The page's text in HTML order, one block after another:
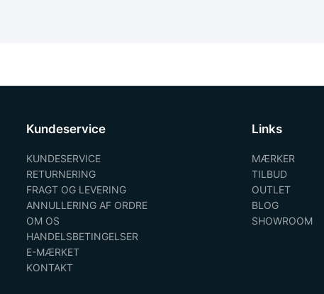
Kundeservice
KUNDESERVICE
RETURNERING
FRAGT OG LEVERING
ANNULLERING AF ORDRE
OM OS
HANDELSBETINGELSER
E-MÆRKET
KONTAKT
Links
MÆRKER
TILBUD
OUTLET
BLOG
SHOWROOM